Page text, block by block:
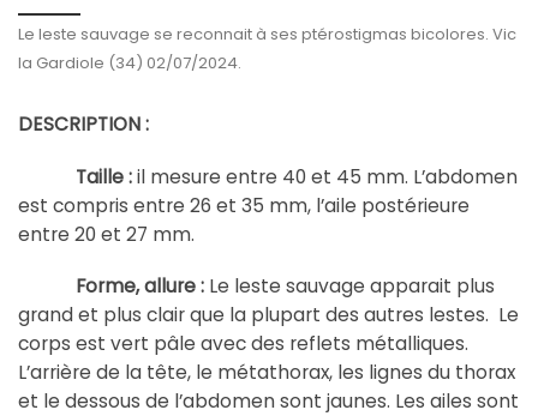
Le leste sauvage se reconnait à ses ptérostigmas bicolores. Vic
la Gardiole (34) 02/07/2024.
DESCRIPTION :
Taille :il mesure entre 40 et 45 mm. L’abdomen
est compris entre 26 et 35 mm, l’aile postérieure
entre 20 et 27 mm.
Forme, allure : Le leste sauvage apparait plus
grand et plus clair que la plupart des autres lestes. Le
corps est vert pâle avec des reflets métalliques.
L’arrière de la tête, le métathorax, les lignes du thorax
et le dessous de l’abdomen sont jaunes. Les ailes sont